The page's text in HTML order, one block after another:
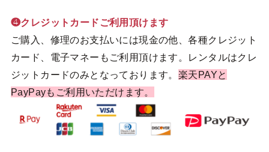
❹クレジットカードご利用頂けます
ご購入、修理のお支払いには現金の他、各種クレジット
カード、電子マネーもご利用頂けます。レンタルはクレ
ジットカードのみとなっております。 楽天PAYと
PayPayもご利用いただけます。